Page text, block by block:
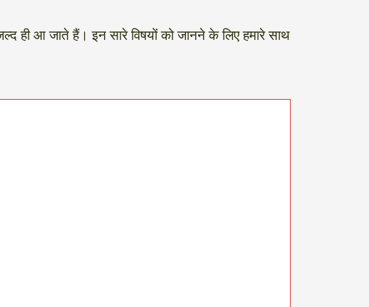
ही आ जाते हैं। इन सारे विषयों को जानने के लिए हमारे साथ